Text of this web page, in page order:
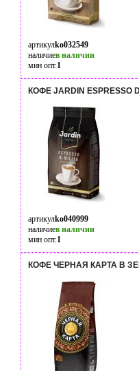
артикулko032549
наличиев наличии
мин опт.1
КОФЕ JARDIN ESPRESSO
артикулko040999
наличиев наличии
мин опт.1
КОФЕ ЧЕРНАЯ КАРТА В